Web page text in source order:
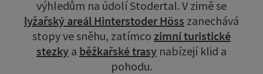
výhledům na údolí Stodertal. V zimě se
lyžařský areál Hinterstoder Höss zanechává
stopy ve sněhu, zatímco zimní turistické
stezky a běžkařské trasy nabízejí klid a
pohodu.